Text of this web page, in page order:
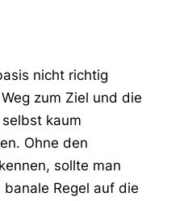
nicht richtig
zum Ziel und die
kaum
Ohne den
sollte man
Regel auf die